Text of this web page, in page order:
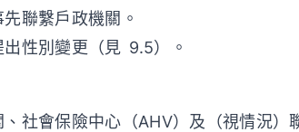
聯繫戶政機關。
性別變更（見 9.5）。
社會保險中心（AHV）及（視情況）